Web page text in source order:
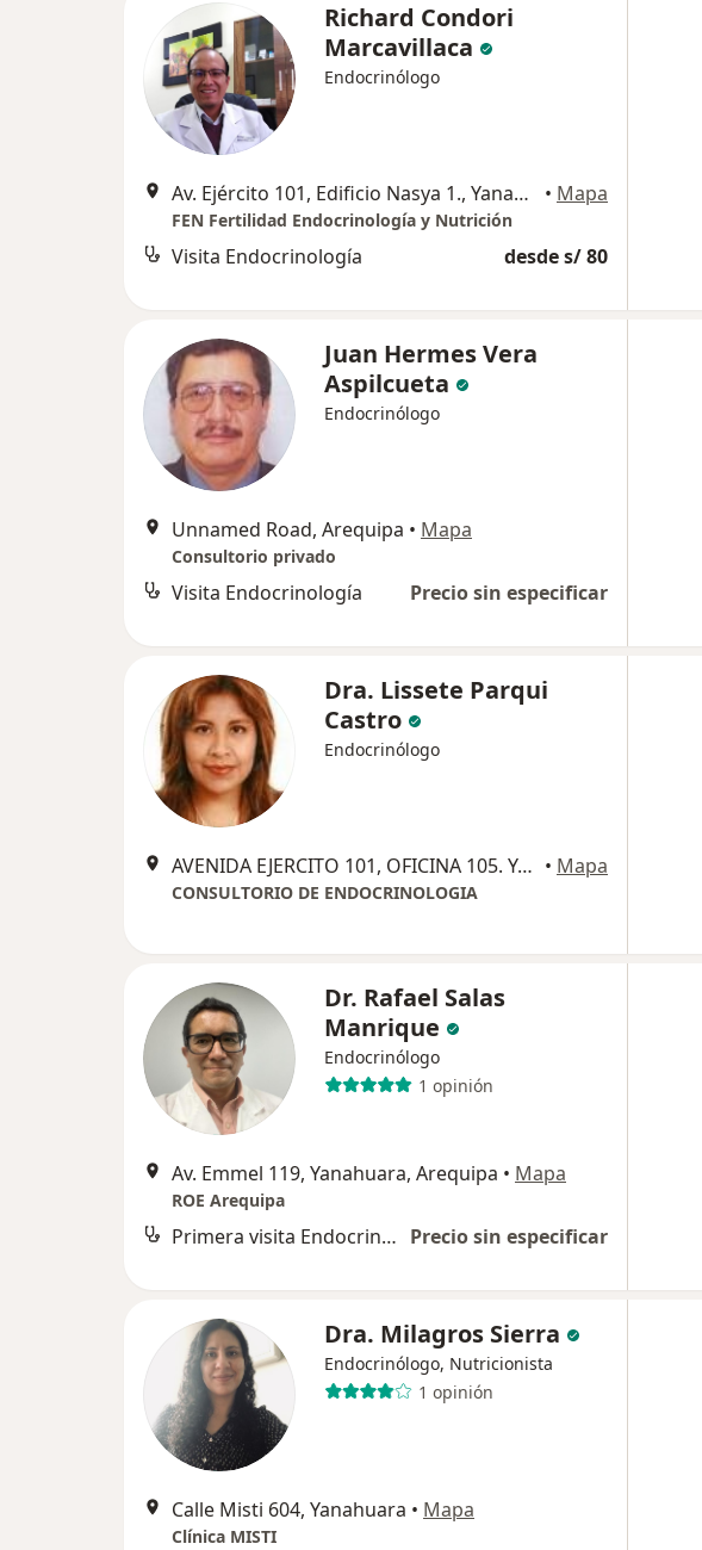
Richard Condori
Marcavillaca
Endocrinólogo
Av. Ejército 101, Edificio Nasya 1., Yanahuara • Mapa
FEN Fertilidad Endocrinología y Nutrición
Visita Endocrinología desde s/ 80
Juan Hermes Vera
Aspilcueta
Endocrinólogo
Unnamed Road, Arequipa • Mapa
Consultorio privado
Visita Endocrinología Precio sin especificar
Dra. Lissete Parqui
Castro
Endocrinólogo
AVENIDA EJERCITO 101, OFICINA 105. YANAHUARA, Arequipa • Mapa
CONSULTORIO DE ENDOCRINOLOGIA
Dr. Rafael Salas
Manrique
Endocrinólogo
1 opinión
Av. Emmel 119, Yanahuara, Arequipa • Mapa
ROE Arequipa
Primera visita Endocrinología Precio sin especificar
Dra. Milagros Sierra
Endocrinólogo, Nutricionista
1 opinión
Calle Misti 604, Yanahuara • Mapa
Clínica MISTI